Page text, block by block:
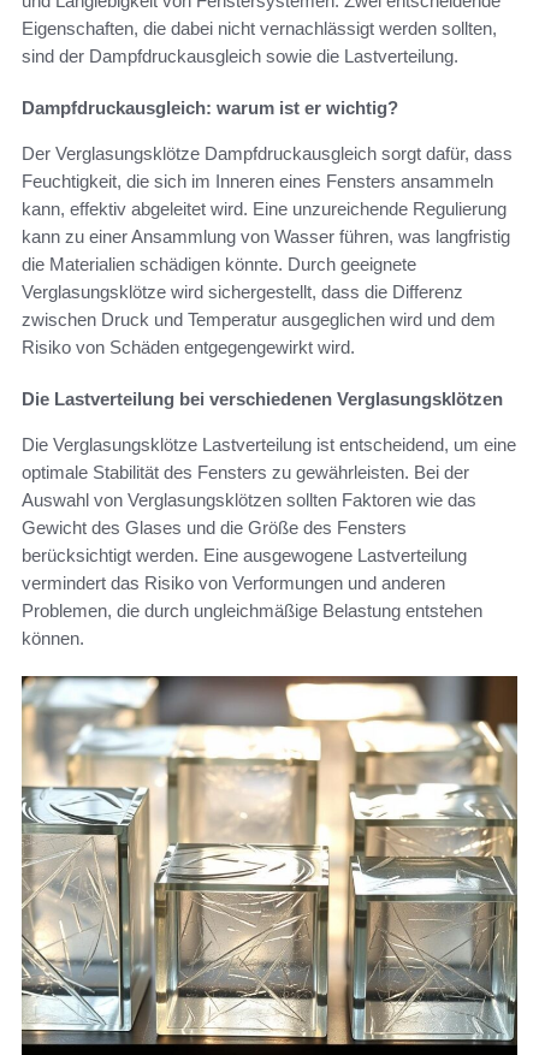
Eigenschaften, die dabei nicht vernachlässigt werden sollten,
sind der Dampfdruckausgleich sowie die Lastverteilung.
Dampfdruckausgleich: warum ist er wichtig?
Der Verglasungsklötze Dampfdruckausgleich sorgt dafür, dass
Feuchtigkeit, die sich im Inneren eines Fensters ansammeln
kann, effektiv abgeleitet wird. Eine unzureichende Regulierung
kann zu einer Ansammlung von Wasser führen, was langfristig
die Materialien schädigen könnte. Durch geeignete
Verglasungsklötze wird sichergestellt, dass die Differenz
zwischen Druck und Temperatur ausgeglichen wird und dem
Risiko von Schäden entgegengewirkt wird.
Die Lastverteilung bei verschiedenen Verglasungsklötzen
Die Verglasungsklötze Lastverteilung ist entscheidend, um eine
optimale Stabilität des Fensters zu gewährleisten. Bei der
Auswahl von Verglasungsklötzen sollten Faktoren wie das
Gewicht des Glases und die Größe des Fensters
berücksichtigt werden. Eine ausgewogene Lastverteilung
vermindert das Risiko von Verformungen und anderen
Problemen, die durch ungleichmäßige Belastung entstehen
können.